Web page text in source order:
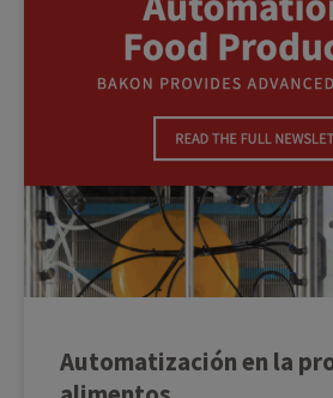
Automatización en la